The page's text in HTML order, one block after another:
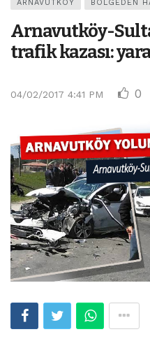
ARNAVUTKÖY BÖLGEDEN
Arnavutköy-
trafik kazası:
04/02/2017 4:41 PM 0